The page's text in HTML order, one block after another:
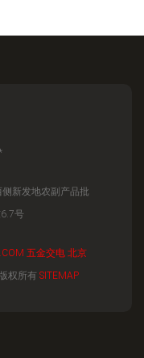
新发地农副产品批
号
五金交电 北京
版权所有 SITEMAP